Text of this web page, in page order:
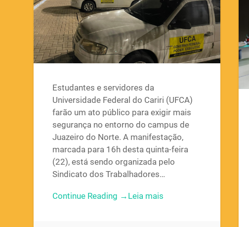
Estudantes e servidores da
Universidade Federal do Cariri (UFCA)
farão um ato público para exigir mais
segurança no entorno do campus de
Juazeiro do Norte. A manifestação,
marcada para 16h desta quinta-feira
(22), está sendo organizada pelo
Sindicato dos Trabalhadores…
Continue Reading →